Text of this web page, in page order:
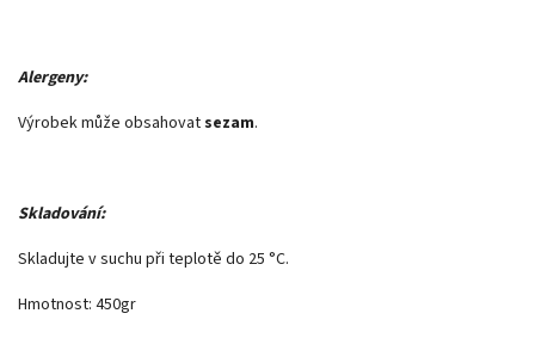
Alergeny:
Výrobek může obsahovatsezam.
Skladování:
Skladujte v suchu při teplotě do 25 °C.
Hmotnost: 450gr